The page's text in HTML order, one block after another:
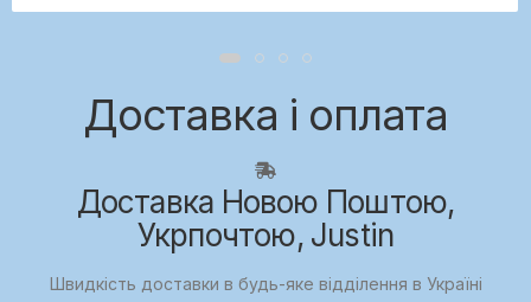
Доставка і оплата
Доставка Новою Поштою,
Укрпочтою, Justin
Швидкість доставки в будь-яке відділення в Україні